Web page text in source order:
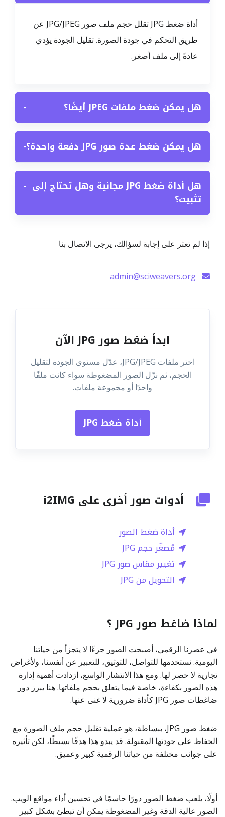
أداة ضغط JPG تقلل حجم ملف صور JPG/JPEG عن
طريق التحكم في جودة الصورة. تقليل الجودة يؤدي
عادةً إلى ملف أصغر.
هل يمكن ضغط ملفات JPEG أيضًا؟ −
هل يمكن ضغط عدة صور JPG دفعة واحدة؟ −
هل أداة ضغط JPG مجانية وهل تحتاج إلى
تثبيت؟
−
إذا لم تعثر على إجابة لسؤالك، يرجى الاتصال بنا
ابدأ ضغط صور JPG الآن
اختر ملفات JPG/JPEG، عدّل مستوى الجودة لتقليل
الحجم، ثم نزّل الصور المضغوطة سواء كانت ملفًا
واحدًا أو مجموعة ملفات.
أداة ضغط JPG
أدوات صور أخرى على i2IMG
أداة ضغط الصور
مُصغّر حجم JPG
تغيير مقاس صور JPG
التحويل من JPG
لماذا ضاغط صور JPG ؟
في عصرنا الرقمي، أصبحت الصور جزءًا لا يتجزأ من حياتنا
اليومية. نستخدمها للتواصل، للتوثيق، للتعبير عن أنفسنا، ولأغراض
تجارية لا حصر لها. ومع هذا الانتشار الواسع، ازدادت أهمية إدارة
هذه الصور بكفاءة، خاصة فيما يتعلق بحجم ملفاتها. هنا يبرز دور
ضاغطات صور JPG كأداة ضرورية لا غنى عنها.
ضغط صور JPG، ببساطة، هو عملية تقليل حجم ملف الصورة مع
الحفاظ على جودتها المقبولة. قد يبدو هذا هدفًا بسيطًا، لكن تأثيره
على جوانب مختلفة من حياتنا الرقمية كبير وعميق.
أولًا، يلعب ضغط الصور دورًا حاسمًا في تحسين أداء مواقع الويب.
الصور عالية الدقة وغير المضغوطة يمكن أن تبطئ بشكل كبير